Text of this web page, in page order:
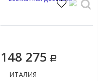
148 275
ИТАЛИЯ